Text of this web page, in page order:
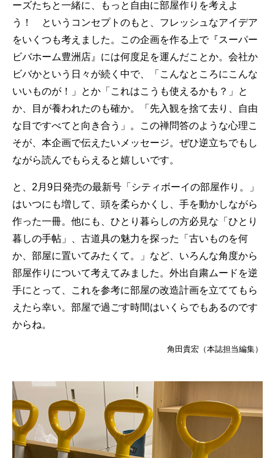
ーズたちと一緒に、もっと自由に部屋作りを考えよ
う！ というコンセプトのもと、フレッシュなアイデア
をいくつも考えました。この企画を作る上で『スーパー
ビバホーム豊洲店』には何度足を運んだことか。会社か
ビバかという日々が続く中で、「こんなところにこんな
いいものが！」とか「これはこうも使えるかも？」と
か、目が養われたのも確か。「先入観を捨て去り、自由
な目ですべてと向き合う」。この禅問答のような心理こ
そが、本企画で伝えたいメッセージ。ぜひ逆立ちでもし
ながら読んでもらえると嬉しいです。
と、2月9日発売の最新号「シティボーイの部屋作り。」
はいつにも増して、頭を柔らかくし、手を動かしながら
作った一冊。他にも、ひとり暮らしの方必見な「ひとり
暮しの手帖」、古道具の魅力を探った「古いものを何
か、部屋に置いてみたくて。」など、いろんな角度から
部屋作りについて考えてみました。外出自粛ムードを逆
手にとって、これを参考に部屋の改造計画を立ててもら
えたら幸い。部屋で過ごす時間はいくらでもあるのです
からね。
角田貴宏（本誌担当編集）